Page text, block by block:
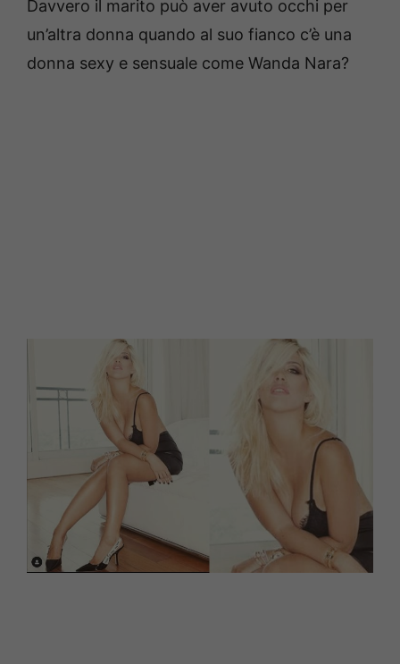
Davvero il marito può aver avuto occhi per
un’altra donna quando al suo fianco c’è una
donna sexy e sensuale come Wanda Nara?